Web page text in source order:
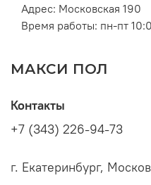
Адрес: Московская 190
Время работы: пн-пт
МАКСИ ПОЛ
Контакты
+7 (343) 226-94-73
г. Екатеринбург,